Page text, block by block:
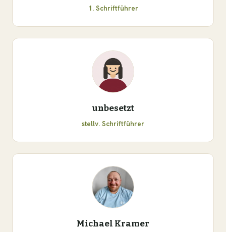
1. Schriftführer
unbesetzt
stellv. Schriftführer
Michael Kramer